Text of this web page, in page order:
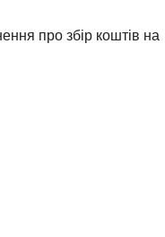
про збір коштів на